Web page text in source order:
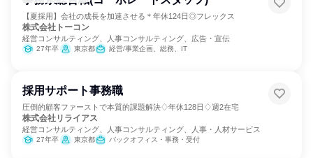
【夏採用】会社の成長を加速させる＊年休124日◎フレックス
株式会社トーコン
経営コンサルティング、人事コンサルティング、広告・宣伝
27年卒 東京都 経営/事業企画、総務、IT
採用サポート事務職
圧倒的顧客ファーストで本質的課題解決♢年休128日♢週2在宅
株式会社リライアス
経営コンサルティング、人事コンサルティング、人事・人材サービス
27年卒 東京都 バックオフィス・事務・受付